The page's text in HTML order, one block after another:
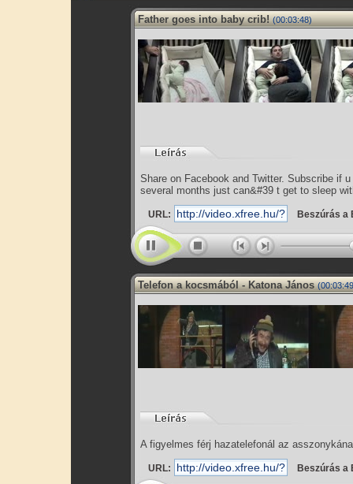
Father goes into baby crib! (00:03:48)
Share on Facebook and Twitter. Subscribe if
several months just can&#39 t get to sleep
URL: Beszúrás a
Telefon a kocsmából - Katona János
A figyelmes férj hazatelefonál az
URL: Beszúrás a